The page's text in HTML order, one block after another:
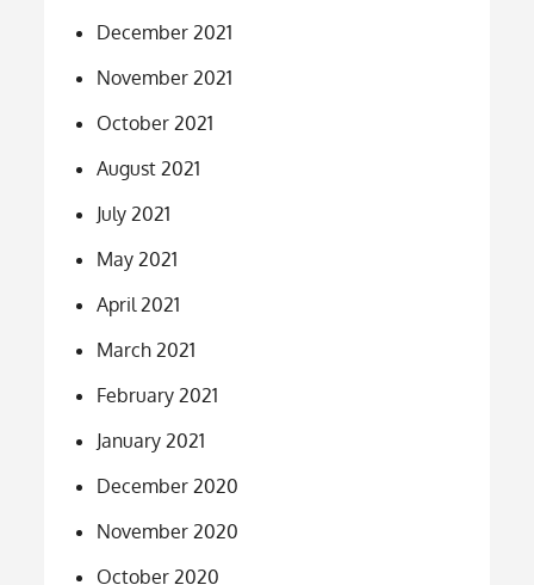
December 2021
November 2021
October 2021
August 2021
July 2021
May 2021
April 2021
March 2021
February 2021
January 2021
December 2020
November 2020
October 2020